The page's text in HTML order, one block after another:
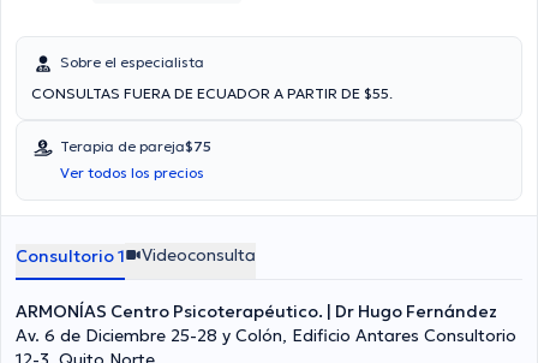
Sobre el especialista
CONSULTAS FUERA DE ECUADOR A PARTIR DE $55.
Terapia de pareja$75
Ver todos los precios
Consultorio 1 Videoconsulta
ARMONÍAS Centro Psicoterapéutico. | Dr Hugo Fernández
Av. 6 de Diciembre 25-28 y Colón, Edificio Antares Consultorio